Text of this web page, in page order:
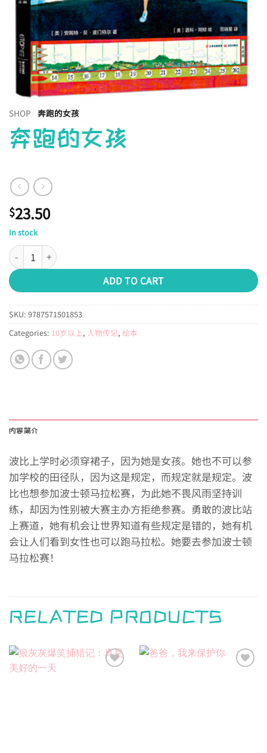
SHOP 奔跑的女孩
奔跑的女孩
$23.50
In stock
奔跑的女孩 quantity
ADD TO CART
SKU: 9787571501853
Categories: 10岁以上, 人物传记, 绘本
内容简介
波比上学时必须穿裙子，因为她是女孩。她也不可以参
加学校的田径队，因为这是规定，而规定就是规定。波
比也想参加波士顿马拉松赛，为此她不畏风雨坚持训
练，却因为性别被大赛主办方拒绝参赛。勇敢的波比站
上赛道，她有机会让世界知道有些规定是错的，她有机
会让人们看到女性也可以跑马拉松。她要去参加波士顿
马拉松赛！
RELATED PRODUCTS